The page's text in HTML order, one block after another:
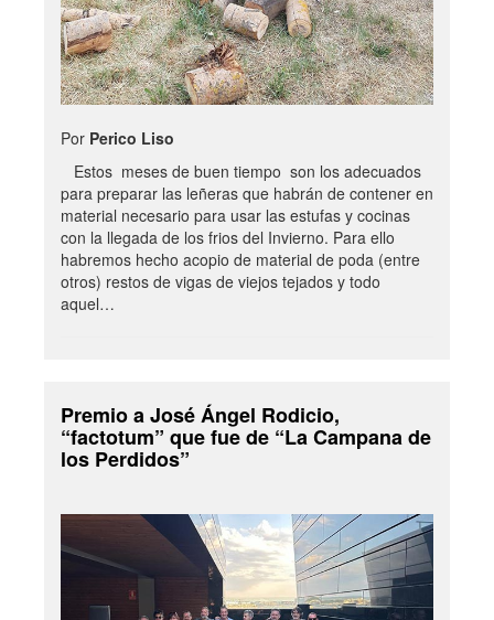
Por Perico Liso
Estos meses de buen tiempo son los adecuados
para preparar las leñeras que habrán de contener en
material necesario para usar las estufas y cocinas
con la llegada de los frios del Invierno. Para ello
habremos hecho acopio de material de poda (entre
otros) restos de vigas de viejos tejados y todo
aquel…
Premio a José Ángel Rodicio,
“factotum” que fue de “La Campana de
los Perdidos”